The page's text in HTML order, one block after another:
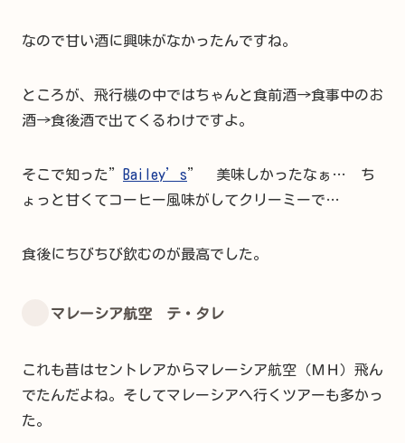
なので甘い酒に興味がなかったんですね。
ところが、飛行機の中ではちゃんと食前酒→食事中のお
酒→食後酒で出てくるわけですよ。
そこで知った” Bailey’s” 美味しかったなぁ… ち
ょっと甘くてコーヒー風味がしてクリーミーで…
食後にちびちび飲むのが最高でした。
マレーシア航空 テ・タレ
これも昔はセントレアからマレーシア航空（ＭＨ）飛ん
でたんだよね。そしてマレーシアへ行くツアーも多かっ
た。